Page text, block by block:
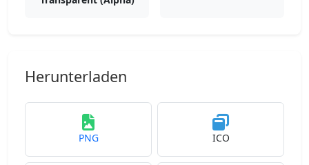
Herunterladen
PNG ICO